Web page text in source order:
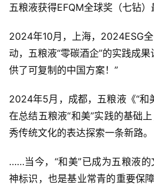
五粮液获得EFQM全球奖（七钻）
2024年10月，上海，2024ESG
动，五粮液“零碳酒企”的实践成
供了可复制的中国方案！”
2024年5月，成都，五粮液《“和
在总结五粮液“和美”实践的基础
秀传统文化的表达探索一条新路。
……当今，“和美”已成为五粮液
神标识，也是基业常青的重要保